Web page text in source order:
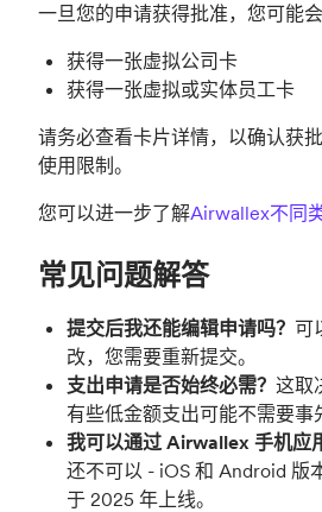
一旦您的申请获得批准，您可能会
获得一张虚拟公司卡
获得一张虚拟或实体员工卡
请务必查看卡片详情，以确认获
使用限制。
您可以进一步了解Airwallex不同
常见问题解答
提交后我还能编辑申请吗？ 可
改，您需要重新提交。
支出申请是否始终必需？ 这取
有些低金额支出可能不需要事
我可以通过 Airwallex 手机应
还不可以 - iOS 和 Android 版
于 2025 年上线。